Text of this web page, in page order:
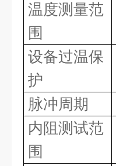
温度测量范
围
设备过温保
护
脉冲周期
内阻测试范
围